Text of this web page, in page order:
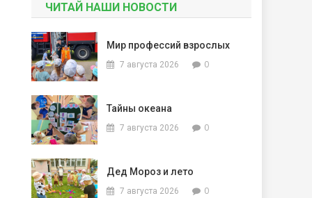
ЧИТАЙ НАШИ НОВОСТИ
Мир профессий взрослых
7 августа 2026 0
Тайны океана
7 августа 2026 0
Дед Мороз и лето
7 августа 2026 0